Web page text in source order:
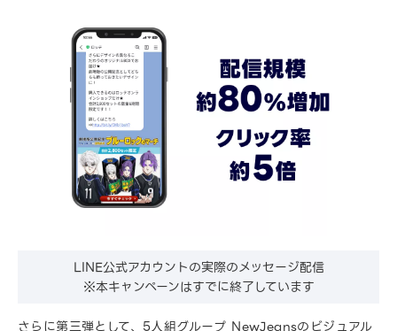
LINE公式アカウントの実際のメッセージ配信
※本キャンペーンはすでに終了しています
さらに第三弾として、5人組グループ NewJeansのビジュアル